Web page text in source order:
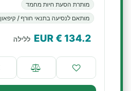
מותרת הסעת חיות מחמד
מותאם לנסיעה בתנאי חורף / קיפאון
134.2
€ EUR ללילה